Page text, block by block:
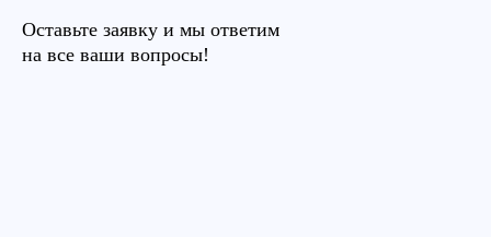
Оставьте заявку и мы ответим
на все ваши вопросы!